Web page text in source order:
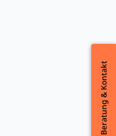
Beratung & Kontakt
Beratung & Kontakt